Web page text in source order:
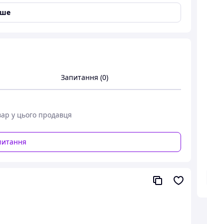
художні твори, а чоловічі вірші, які
переживань. Це нова грань вічної історії про
Запитання (0)
у цього продавця